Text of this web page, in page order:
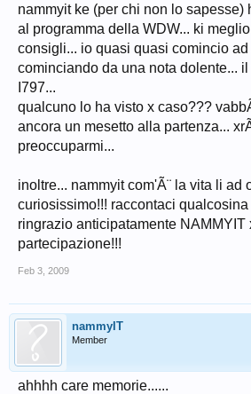
nammyit ke (per chi non lo
al programma della WDW... ki
consigli... io quasi quasi comincio ad
cominciando da una nota dolente... il
I797...
qualcuno lo ha visto x caso???
ancora un mesetto alla partenza...
preoccuparmi...
inoltre... nammyit com'Ã¨ la vita li ad
curiosissimo!!! raccontaci
ringrazio anticipatamente NAMMYIT
partecipazione!!!
Feb 3, 2009
nammyIT
Member
ahhhh care memorie......